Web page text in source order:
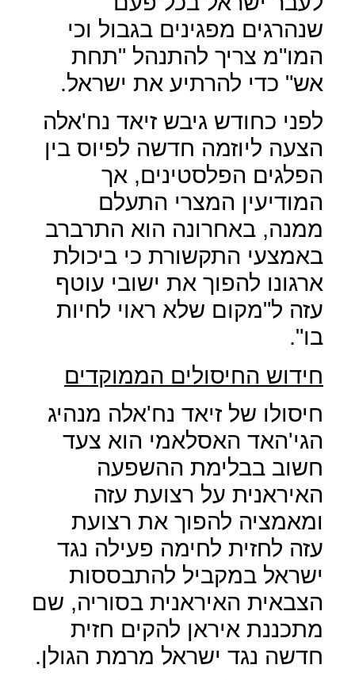
שנהרגים מפגינים בגבול וכי
המו"מ צריך להתנהל "תחת
אש" כדי להרתיע את ישראל.
לפני כחודש גיבש זיאד נח'אלה
הצעה ליוזמה חדשה לפיוס בין
הפלגים הפלסטינים, אך
המודיעין המצרי התעלם
ממנה, באחרונה הוא התרברב
באמצעי התקשורת כי ביכולת
ארגונו להפוך את ישובי עוטף
עזה ל"מקום שלא ראוי לחיות
בו".
חידוש החיסולים הממוקדים
חיסולו של זיאד נח'אלה מנהיג
הגי'האד האסלאמי הוא צעד
חשוב בבלימת ההשפעה
האיראנית על רצועת עזה
ומאמציה להפוך את רצועת
עזה לחזית לחימה פעילה נגד
ישראל במקביל להתבססות
הצבאית האיראנית בסוריה, שם
מתכננת איראן להקים חזית
חדשה נגד ישראל מרמת הגולן.